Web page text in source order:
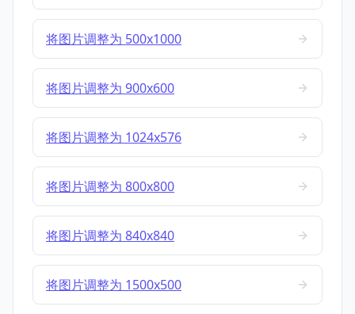
将图片调整为 500x1000
将图片调整为 900x600
将图片调整为 1024x576
将图片调整为 800x800
将图片调整为 840x840
将图片调整为 1500x500